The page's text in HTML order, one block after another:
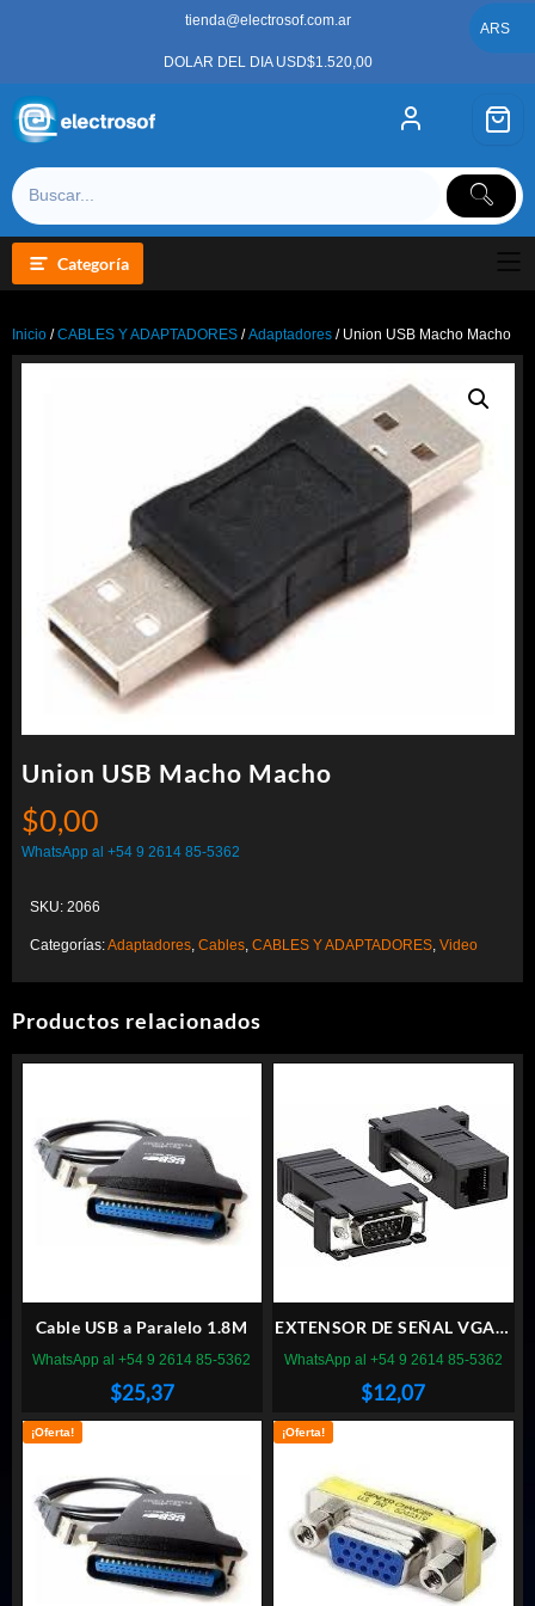
tienda@electrosof.com.ar
DOLAR DEL DIA USD$1.520,00
Categoría
Inicio /CABLES Y ADAPTADORES /Adaptadores / Union USB Macho Macho
Union USB Macho Macho
$0,00
WhatsApp al +54 9 2614 85-5362
SKU: 2066
Categorías:Adaptadores Cables CABLES Y ADAPTADORES Video
Productos relacionados
Cable USB a Paralelo 1.8M
$25,37
WhatsApp al +54 9 2614 85-5362
EXTENSOR DE SEÑAL VGA X
CABLE UTP HASTA 20M
$12,07
WhatsApp al +54 9 2614 85-5362
¡Oferta! ¡Oferta!
ARS